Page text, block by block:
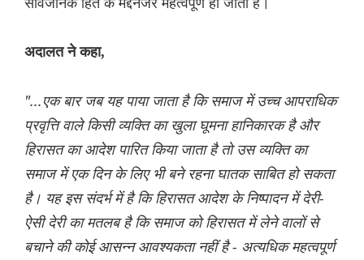
अदालत ने कहा,
"...एक बार जब यह पाया जाता है कि समाज में उच्च आपराधिक
प्रवृत्ति वाले किसी व्यक्ति का खुला घूमना हानिकारक है और
हिरासत का आदेश पारित किया जाता है तो उस व्यक्ति का
समाज में एक दिन के लिए भी बने रहना घातक साबित हो सकता
है। यह इस संदर्भ में है कि हिरासत आदेश के निष्पादन में देरी-
ऐसी देरी का मतलब है कि समाज को हिरासत में लेने वालों से
बचाने की कोई आसन्न आवश्यकता नहीं है - अत्यधिक महत्वपूर्ण